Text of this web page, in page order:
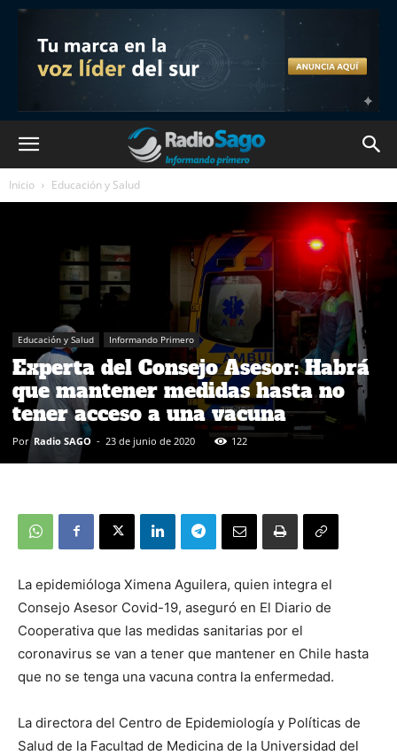
Inicio Educación y Salud
Educación y Salud Informando Primero
Experta del Consejo Asesor: Habrá
que mantener medidas hasta no
tener acceso a una vacuna
Por Radio SAGO - 23 de junio de 2020 122
La epidemióloga Ximena Aguilera, quien integra el
Consejo Asesor Covid-19, aseguró en El Diario de
Cooperativa que las medidas sanitarias por el
coronavirus se van a tener que mantener en Chile hasta
que no se tenga una vacuna contra la enfermedad.
La directora del Centro de Epidemiología y Políticas de
Salud de la Facultad de Medicina de la Universidad del